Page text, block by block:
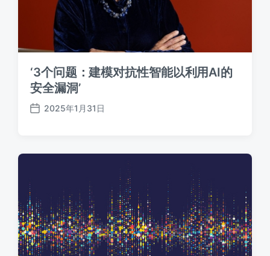
‘3个问题：建模对抗性智能以利用AI的
安全漏洞’
发
期
2025年1月31日